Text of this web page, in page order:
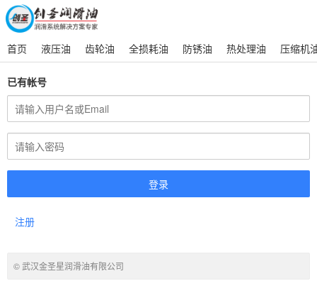
首页 液压油 齿轮油 全损耗油 防锈油 热处理油 压缩机
已有帐号
注册
© 武汉金圣星润滑油有限公司